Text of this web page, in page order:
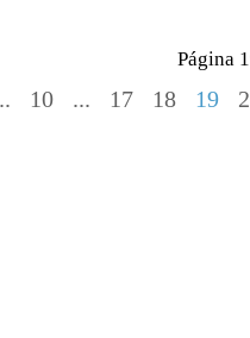
Página
10 ... 17 18 19